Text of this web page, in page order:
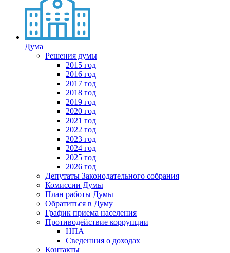
Дума
Решения думы
2015 год
2016 год
2017 год
2018 год
2019 год
2020 год
2021 год
2022 год
2023 год
2024 год
2025 год
2026 год
Депутаты Законодательного собрания
Комиссии Думы
План работы Думы
Обратиться в Думу
График приема населения
Противодействие коррупции
НПА
Сведенния о доходах
Контакты